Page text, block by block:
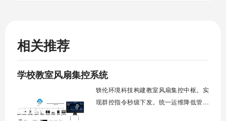
相关推荐
学校教室风扇集控系统
轶伦环境科技构建教室风扇集控中枢。实
现群控指令秒级下发。统一运维降低管理